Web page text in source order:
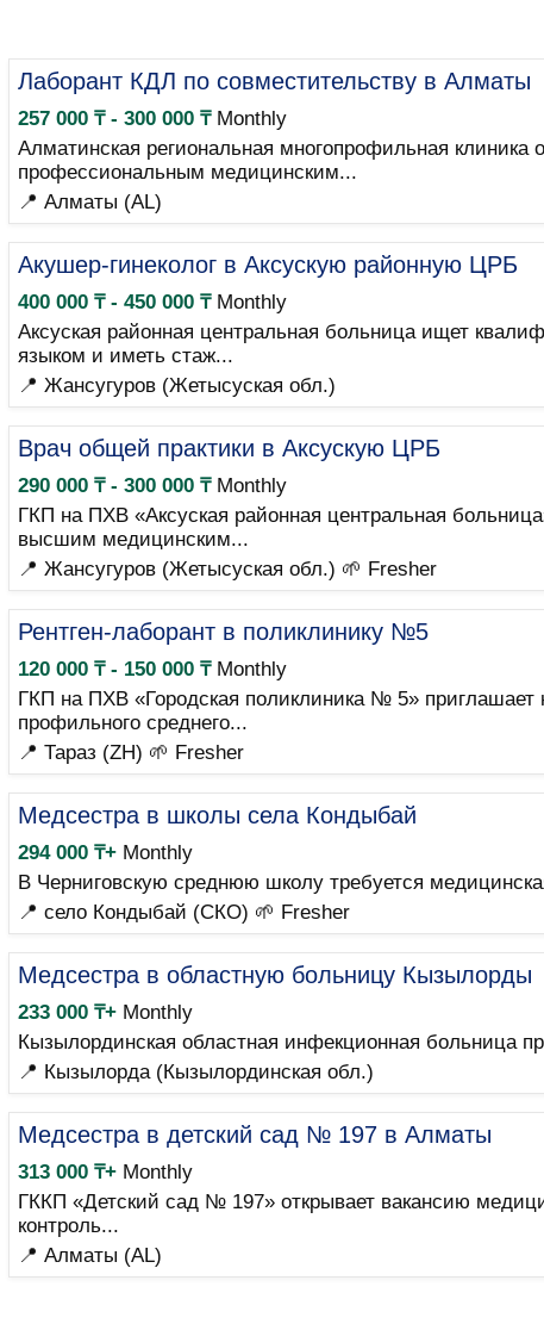
Лаборант КДЛ по совместительству в Алматы
257 000 ₸ - 300 000 ₸Monthly
Алматинская региональная многопрофильная
профессиональным медицинским...
📍 Алматы (AL)
Акушер-гинеколог в Аксускую районную ЦРБ
400 000 ₸ - 450 000 ₸Monthly
Аксуская районная центральная больница ищет
языком и иметь стаж...
📍 Жансугуров (Жетысуская обл.)
Врач общей практики в Аксускую ЦРБ
290 000 ₸ - 300 000 ₸Monthly
ГКП на ПХВ «Аксуская районная центральная
высшим медицинским...
📍 Жансугуров (Жетысуская обл.) 🌱 Fresher
Рентген-лаборант в поликлинику №5
120 000 ₸ - 150 000 ₸Monthly
ГКП на ПХВ «Городская поликлиника № 5»
профильного среднего...
📍 Тараз (ZH) 🌱 Fresher
Медсестра в школы села Кондыбай
294 000 ₸+ Monthly
В Черниговскую среднюю школу требуется
📍 село Кондыбай (СКО) 🌱 Fresher
Медсестра в областную больницу Кызылорды
233 000 ₸+ Monthly
Кызылординская областная инфекционная больница
📍 Кызылорда (Кызылординская обл.)
Медсестра в детский сад № 197 в Алматы
313 000 ₸+ Monthly
ГККП «Детский сад № 197» открывает вакансию
контроль...
📍 Алматы (AL)